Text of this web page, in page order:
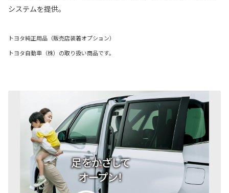
システムを提供。
トヨタ純正用品（販売店装着オプション）
トヨタ自動車（株）の取り扱い商品です。